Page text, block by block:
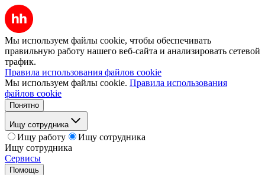
Мы используем файлы cookie, чтобы обеспечивать
правильную работу нашего веб-сайта и анализировать сетевой
трафик.
Правила использования файлов cookie
Мы используем файлы cookie. Правила использования
файлов cookie
Понятно
Ищу сотрудника
Ищу работу
Ищу сотрудника
Ищу сотрудника
Сервисы
Помощь